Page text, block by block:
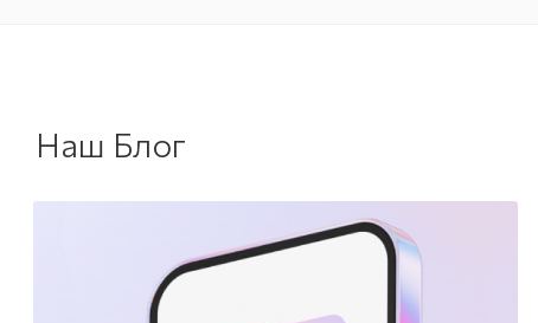
Наш Блог